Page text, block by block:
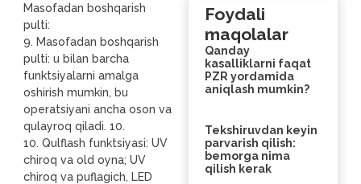
Masofadan boshqarish
pulti:
9. Masofadan boshqarish
pulti: u bilan barcha
funktsiyalarni amalga
oshirish mumkin, bu
operatsiyani ancha oson va
qulayroq qiladi. 10.
10. Qulflash funktsiyasi: UV
chiroq va old oyna; UV
chiroq va puflagich, LED
Foydali
maqolalar
Qanday
kasalliklarni faqat
PZR yordamida
aniqlash mumkin?
Tekshiruvdan keyin
parvarish qilish:
bemorga nima
qilish kerak